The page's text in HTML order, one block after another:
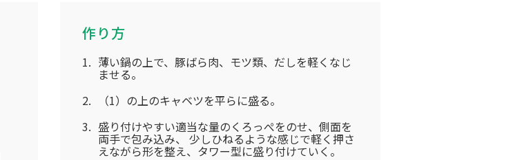
作り方
薄い鍋の上で、豚ばら肉、モツ類、だしを軽くなじ
ませる。
（1）の上のキャベツを平らに盛る。
盛り付けやすい適当な量のくろっぺをのせ、側面を
両手で包み込み、 少しひねるような感じで軽く押さ
えながら形を整え、タワー型に盛り付けていく。